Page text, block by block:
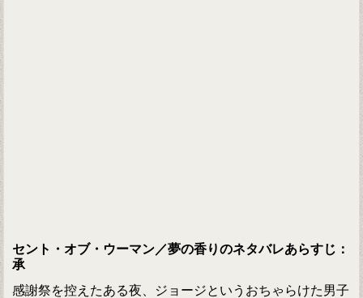
セント・オブ・ウーマン／夢の香りのネタバレあらすじ：
承
感謝祭を控えたある夜、ジョージというおちゃらけた男子